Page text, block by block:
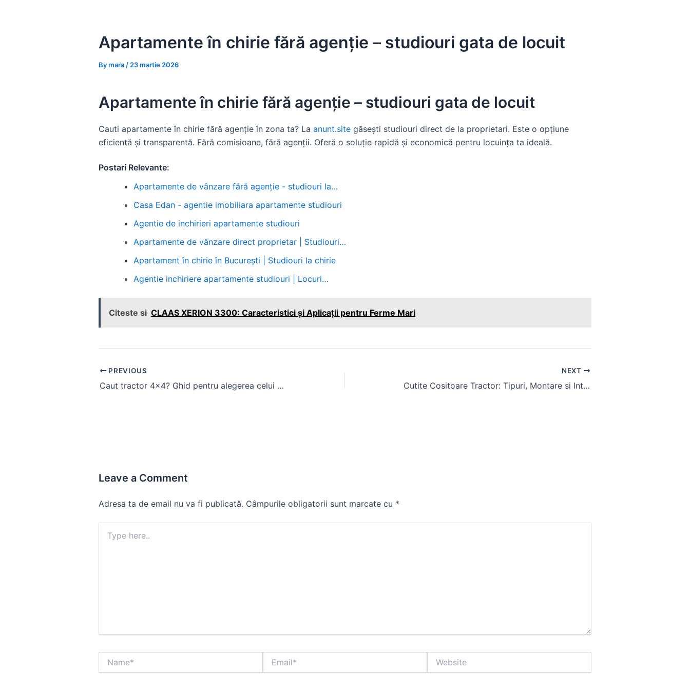
Apartamente în chirie fără agenție – studiouri gata de locuit
Bymara / 23 martie 2026
Apartamente în chirie fără agenție – studiouri gata de locuit
Cauti apartamente în chirie fără agenție în zona ta? La anunt.site găsești studiouri direct de la proprietari. Este o opțiune
eficientă și transparentă. Fără comisioane, fără agenții. Oferă o soluție rapidă și economică pentru locuința ta ideală.
Postari Relevante:
Apartamente de vânzare fără agenție - studiouri la…
Casa Edan - agentie imobiliara apartamente studiouri
Agentie de inchirieri apartamente studiouri
Apartamente de vânzare direct proprietar | Studiouri…
Apartament în chirie în București | Studiouri la chirie
Agentie inchiriere apartamente studiouri | Locuri…
Citeste si CLAAS XERION 3300: Caracteristici și Aplicații pentru Ferme Mari
Post
navigation
PREVIOUS
Caut tractor 4×4? Ghid pentru alegerea celui potrivit
NEXT
Cutite Cositoare Tractor: Tipuri, Montare si Intretinere
Leave a Comment
Adresa ta de email nu va fi publicată. Câmpurile obligatorii sunt marcate cu *
here..